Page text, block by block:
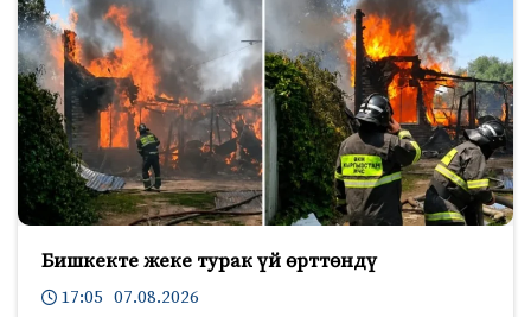
Бишкекте жеке турак үй өрттөндү
17:05 07.08.2026